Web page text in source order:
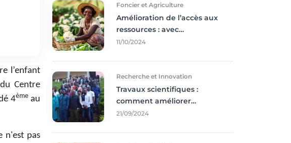
l’enfant
Centre
4èmeau
n'est pas
Foncier et Agriculture
Amélioration de l’accès aux
ressources : avec
l'incontournable ’agriculture
11/10/2024
Recherche et Innovation
Travaux scientifiques :
comment améliorer
l’utilisation des résultats
21/09/2024